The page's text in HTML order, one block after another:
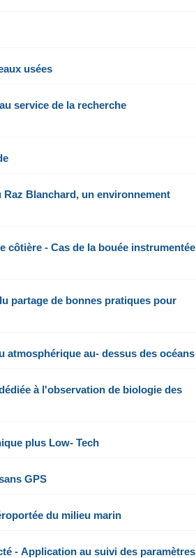
usées
service de la recherche
Raz Blanchard, un environnement
côtière - Cas de la bouée instrumentée
partage de bonnes pratiques pour
atmosphérique au- dessus des océans
à l'observation de biologie des
plus Low- Tech
GPS
du milieu marin
- Application au suivi des paramètres